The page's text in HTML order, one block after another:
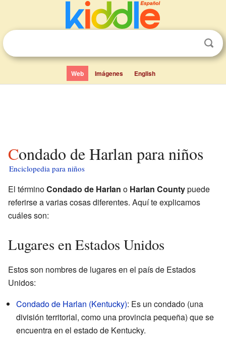
Web Imágenes English
Condado de Harlan para niños
Enciclopedia para niños
El términoCondado de Harlan o Harlan Countypuede
referirse a varias cosas diferentes. Aquí te explicamos
cuáles son:
Lugares en Estados Unidos
Estos son nombres de lugares en el país de Estados
Unidos:
Condado de Harlan (Kentucky): Es un condado (una
división territorial, como una provincia pequeña) que se
encuentra en el estado de Kentucky.